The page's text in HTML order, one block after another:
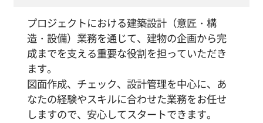
プロジェクトにおける建築設計（意匠・構
造・設備）業務を通じて、建物の企画から完
成までを支える重要な役割を担っていただき
ます。
図面作成、チェック、設計管理を中心に、あ
なたの経験やスキルに合わせた業務をお任せ
しますので、安心してスタートできます。